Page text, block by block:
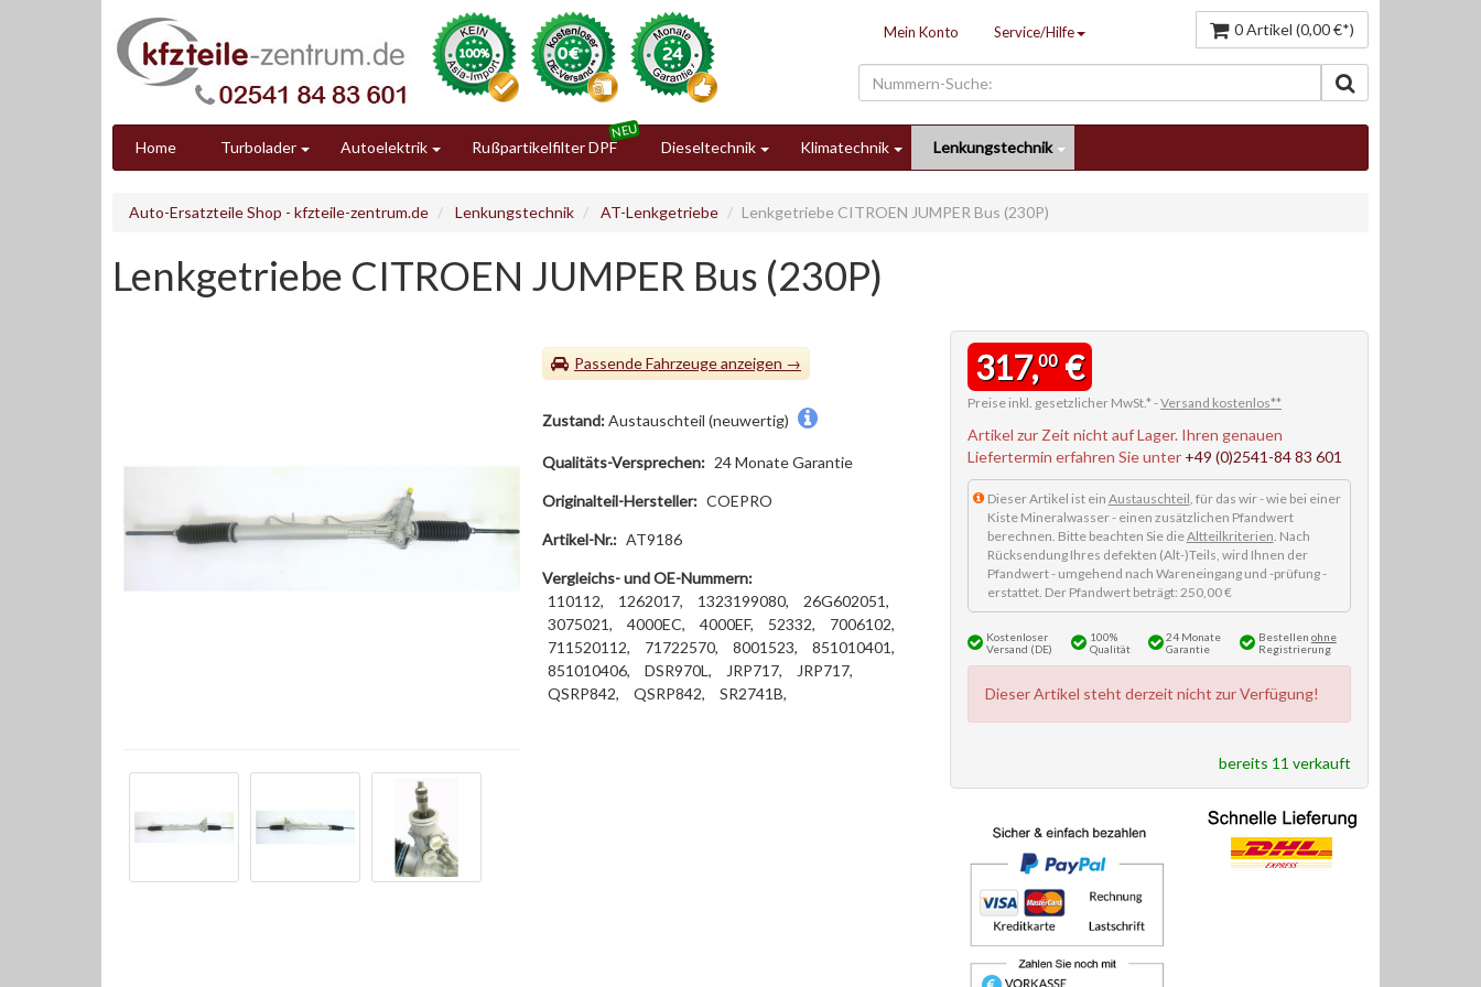
Mein Konto Service/Hilfe 0 Artikel (0,00 €*)
Home Turbolader Autoelektrik Rußpartikelfilter DPF Dieseltechnik Klimatechnik Lenkungstechnik
Auto-Ersatzteile Shop - kfzteile-zentrum.de Lenkungstechnik AT-Lenkgetriebe Lenkgetriebe CITROEN JUMPER Bus (230P)
Lenkgetriebe CITROEN JUMPER Bus (230P)
Passende Fahrzeuge
Zustand:Austauschteil (neuwertig)
Qualitäts-Versprechen: 24 Monate Garantie
Originalteil-Hersteller: COEPRO
Artikel-Nr.: AT9186
Vergleichs- und OE-Nummern:
110112,
1262017, 1323199080,
26G602051,
3075021,
4000EC, 4000EF, 52332,
7006102,
711520112,
71722570, 8001523,
851010401,
851010406,
DSR970L, JRP717,
JRP717,
QSRP842,
QSRP842, SR2741B,
317,00€
Preise inkl. gesetzlicher MwSt.* -Versand kostenlos**
Artikel zur Zeit nicht auf Lager. Ihren genauen
Liefertermin erfahren Sie unter +49 (0)2541-84 83 601
Dieser Artikel ist ein Austauschteil, für das wir - wie bei einer
Kiste Mineralwasser - einen zusätzlichen Pfandwert
berechnen. Bitte beachten Sie dieAltteilkriterien. Nach
Rücksendung Ihres defekten (Alt-)Teils, wird Ihnen der
Pfandwert - umgehend nach Wareneingang und -prüfung -
erstattet. Der Pfandwert beträgt: 250,00 €
Kostenloser
Versand (DE)
100%
Qualität
24 Monate
Garantie
Bestellen ohne
Registrierung
Dieser Artikel steht derzeit nicht zur Verfügung!
bereits 11 verkauft